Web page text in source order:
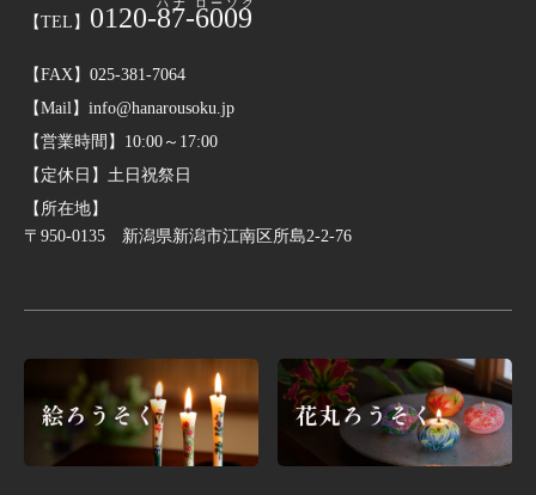
【TEL】 0120-87-6009
【FAX】025-381-7064
【Mail】info@hanarousoku.jp
【営業時間】10:00～17:00
【定休日】土日祝祭日
【所在地】
〒950-0135 新潟県新潟市江南区所島2-2-76